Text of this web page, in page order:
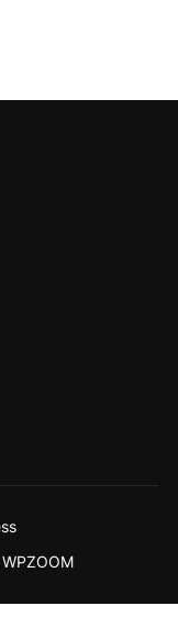
WPZOOM